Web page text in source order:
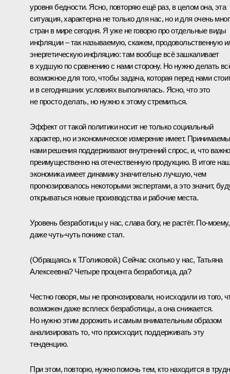
уровня бедности. Ясно, повторяю ещё раз, в целом она, эта
ситуация, характерна не только для нас, но и для очень
стран в мире сегодня. Я уже не говорю про отдельные виды
инфляции – так называемую, скажем, продовольственную
энергетическую инфляцию: там вообще всё зашкаливает
в худшую по сравнению с нами сторону. Но нужно делать
возможное для того, чтобы задача, которая перед нами
и в сегодняшних условиях выполнялась. Ясно, что это
не просто делать, но нужно к этому стремиться.
Эффект от такой политики носит не только социальный
характер, но и экономическое измерение имеет.
нами решения поддерживают внутренний спрос, и, что
преимущественно на отечественную продукцию. В итоге
экономика имеет динамику значительно лучшую, чем
прогнозировалось некоторыми экспертами, а это значит,
открываться новые производства и рабочие места.
Уровень безработицы у нас, слава богу, не растёт. По-моему,
даже чуть-чуть пониже стал.
(Обращаясь к Т.Голиковой.) Сейчас сколько у нас, Татьяна
Алексеевна? Четыре процента безработица, да?
Честно говоря, мы не прогнозировали, но исходили из того,
возможен даже всплеск безработицы, а она снижается.
Но нужно этим дорожить и самым внимательным образом
анализировать то, что происходит, поддерживать эту
тенденцию.
При этом, повторю, нужно помочь тем, кто находится в